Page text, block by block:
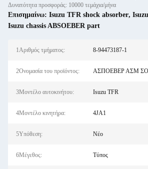
Δυνατότητα προσφοράς: 10000 τεμάχια/μήνα
Επισημαίνω: Isuzu TFR shock absorber,
Isuzu chassis ABSOEBER part
1Αριθμός τμήματος: 8-94473187-1
2Ονομασία του προϊόντος: ΑΣΠΟΕΒΕΡ ΑΣΜ
3Μοντέλο αυτοκινήτου: Isuzu TFR
4Μοντέλο κινητήρα: 4JA1
5Υπόθεση: Νέο
6Μέγεθος: Τύπος